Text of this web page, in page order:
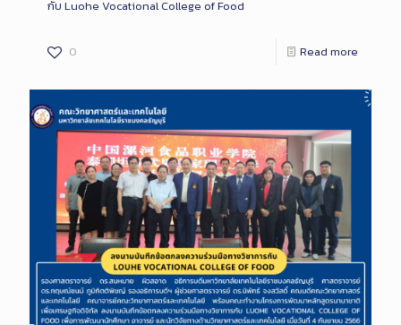
กับ Luohe Vocational College of Food
0 Read more